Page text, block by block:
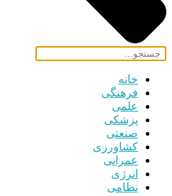
خانه
فرهنگی
علمی
پزشکی
صنعتی
کشاورزی
عمرانی
انرژی
نظامی